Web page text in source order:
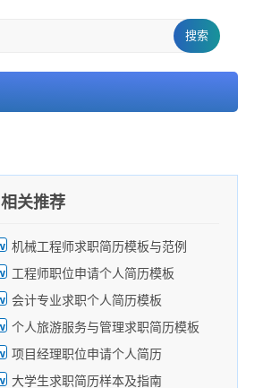
搜索
相关推荐
机械工程师求职简历模板与范例
工程师职位申请个人简历模板
会计专业求职个人简历模板
个人旅游服务与管理求职简历模板
项目经理职位申请个人简历
大学生求职简历样本及指南